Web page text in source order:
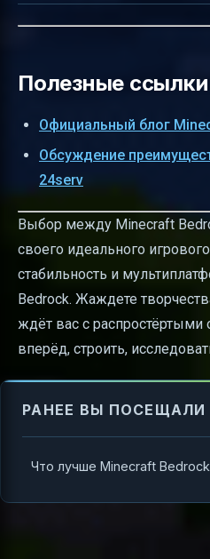
Полезные ссылки
Официальный блог
Обсуждение
24serv
Выбор между Minecraft
своего идеального
стабильность и
Bedrock. Жаждете
ждёт вас с распростёртыми
вперёд, строить,
РАНЕЕ ВЫ ПОСЕЩАЛИ